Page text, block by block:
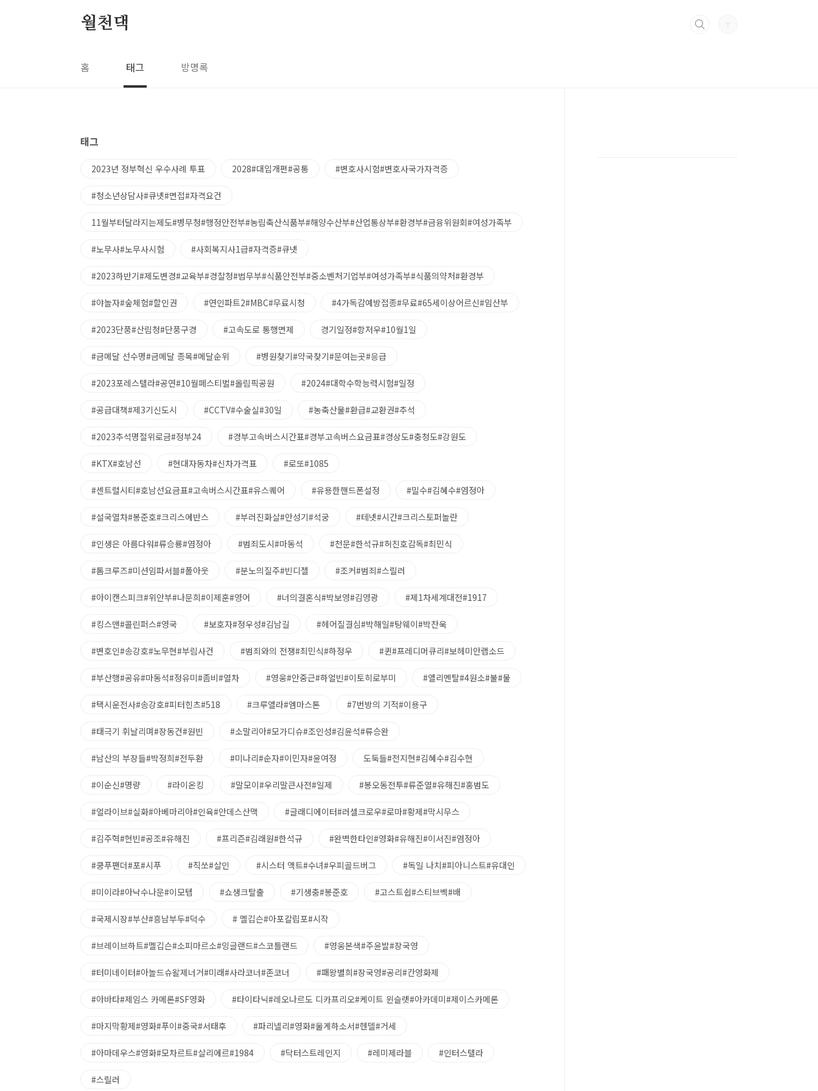
월천댁
홈 태그 방명록
태그
2023년 정부혁신 우수사례 투표 2028#대입개편#공통 #변호사시험#변호사국가자격증
#청소년상담사#큐넷#면접#자격요건
11월부터달라지는제도#병무청#행정안전부#농림축산식품부#해양수산부#산업통상부#환경부#금융위원회#여성가족부
#노무사#노무사시험 #사회복지사1급#자격증#큐넷
#2023하반기#제도변경#교육부#경찰청#법무부#식품안전부#중소벤처기업부#여성가족부#식품의약처#환경부
#야놀자#숲체험#할인권 #연인파트2#MBC#무료시청 #4가독감예방접종#무료#65세이상어르신#임산부
#2023단풍#산림청#단풍구경 #고속도로 통행면제 경기일정#항저우#10월1일
#금메달 선수명#금메달 종목#메달순위 #병원찾기#약국찾기#문여는곳#응급
#2023포레스텔라#공연#10월페스티벌#올림픽공원 #2024#대학수학능력시험#일정
#공급대책#제3기신도시 #CCTV#수술실#30일 #농축산물#환급#교환권#추석
#2023추석명절위로금#정부24 #경부고속버스시간표#경부고속버스요금표#경상도#충청도#강원도
#KTX#호남선 #현대자동차#신차가격표 #로또#1085
#센트럴시티#호남선요금표#고속버스시간표#유스퀘어 #유용한핸드폰설정 #밀수#김혜수#염정아
#설국열차#봉준호#크리스에반스 #부러진화살#안성기#석궁 #테넷#시간#크리스토퍼놀란
#인생은 아름다워#류승룡#염정아 #범죄도시#마동석 #천문#한석규#허진호감독#최민식
#톰크루즈#미션임파서블#폴아웃 #분노의질주#빈디젤 #조커#범죄#스릴러
#아이캔스피크#위안부#나문희#이제훈#영어 #너의결혼식#박보영#김영광 #제1차세계대전#1917
#킹스맨#콜린퍼스#영국 #보호자#정우성#김남길 #헤어질결심#박해일#탕웨이#박찬욱
#변호인#송강호#노무현#부림사건 #범죄와의 전쟁#최민식#하정우 #퀸#프레디머큐리#보헤미안랩소드
#부산행#공유#마동석#정유미#좀비#열차 #영웅#안중근#하얼빈#이토히로부미 #엘리멘탈#4원소#불#물
#택시운전사#송강호#피터힌츠#518 #크루엘라#엠마스톤 #7번방의 기적#이용구
#태극기 휘날리며#장동건#원빈 #소말리아#모가디슈#조인성#김윤석#류승완
#남산의 부장들#박정희#전두환 #미나리#순자#이민자#윤여정 도둑들#전지현#김혜수#김수현
#이순신#명량 #라이온킹 #말모이#우리말큰사전#일제 #봉오동전투#류준열#유해진#홍범도
#얼라이브#실화#아베마리아#인육#안데스산맥 #글래디에이터#러셀크로우#로마#황제#막시무스
#김주혁#현빈#공조#유해진 #프리즌#김래원#한석규 #완벽한타인#영화#유해진#이서진#염정아
#쿵푸팬더#포#시푸 #직쏘#살인 #시스터 액트#수녀#우피골드버그 #독일 나치#피아니스트#유대인
#미이라#아낙수나문#이모텝 #쇼생크탈출 #기생충#봉준호 #고스트쉽#스티브벡#배
#국제시장#부산#흥남부두#덕수 # 멜깁슨#아포칼립포#시작
#브레이브하트#멜깁슨#소피마르소#잉글랜드#스코틀랜드 #영웅본색#주윤발#장국영
#터미네이터#아놀드슈왈제너거#미래#사라코너#존코너 #패왕별희#장국영#공리#칸영화제
#아바타#제임스 카메론#SF영화 #타이타닉#레오나르도 디카프리오#케이트 윈슬렛#아카데미#제이스카메론
#마지막황제#영화#푸이#중국#서태후 #파리넬리#영화#울게하소서#헨델#거세
#아마데우스#영화#모차르트#살리에르#1984 #닥터스트레인지 #레미제라블 #인터스텔라
#스릴러